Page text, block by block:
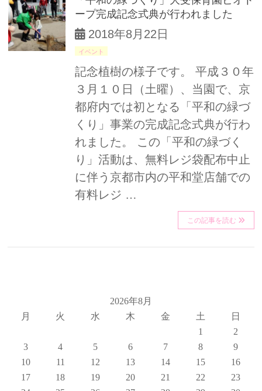
ープ完成記念式典が行われました
2018年8月22日
イベント
記念植樹の様子です。 平成３０年
３月１０日（土曜）、当園で、京
都府内では初となる「平和の緑づ
くり」事業の完成記念式典が行わ
れました。 この「平和の緑づく
り」活動は、無料レジ袋配布中止
に伴う京都市内の平和堂店舗での
有料レジ …
この記事を読む
2026年8月
月
火 水 木 金 土
日
1
2
3
4 5 6 7 8
9
10
11 12 13 14 15
16
17
18 19 20 21 22
23